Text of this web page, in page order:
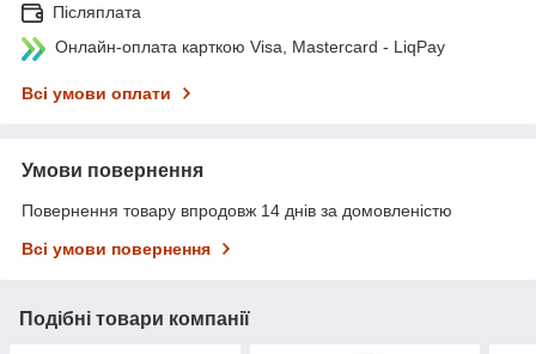
Післяплата
Онлайн-оплата карткою Visa, Mastercard - LiqPay
Всі умови оплати
Умови повернення
Повернення товару впродовж 14 днів за домовленістю
Всі умови повернення
Подібні товари компанії